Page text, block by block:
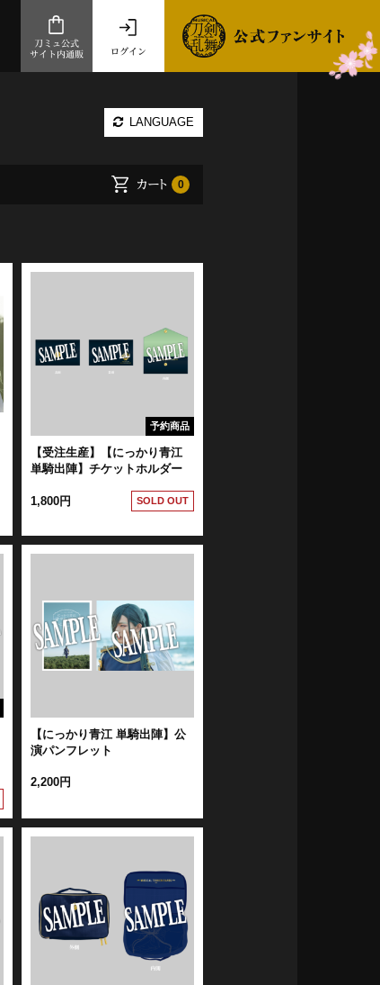
ログイン
刀ミュ公式
サイト内通販
LANGUAGE
カート 0
予約商品
【受注生産】【にっかり青江
単騎出陣】チケットホルダー
1,800円 SOLD OUT
【にっかり青江 単騎出陣】公
演パンフレット
2,200円